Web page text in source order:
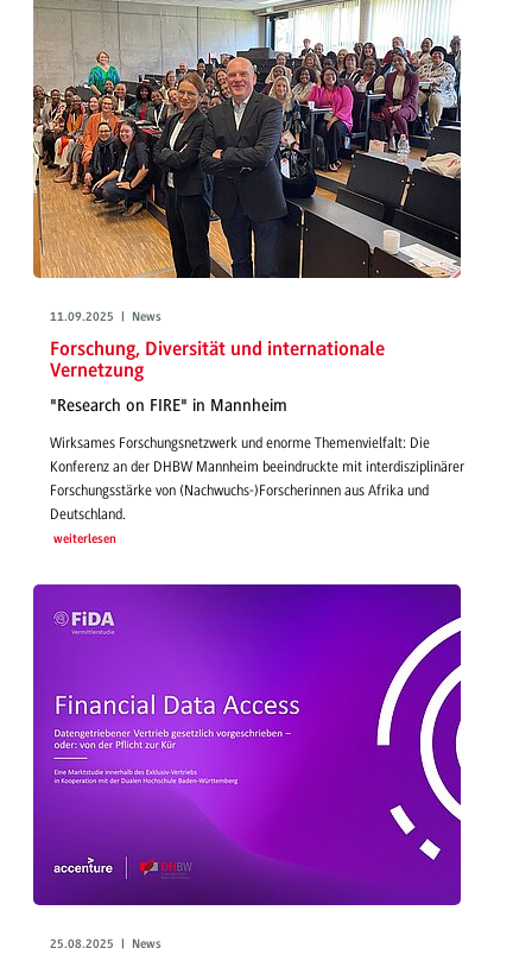
11.09.2025 | News
Forschung, Diversität und internationale
Vernetzung
"Research on FIRE" in Mannheim
Wirksames Forschungsnetzwerk und enorme Themenvielfalt: Die
Konferenz an der DHBW Mannheim beeindruckte mit interdisziplinärer
Forschungsstärke von (Nachwuchs-)Forscherinnen aus Afrika und
Deutschland.
weiterlesen
25.08.2025 | News